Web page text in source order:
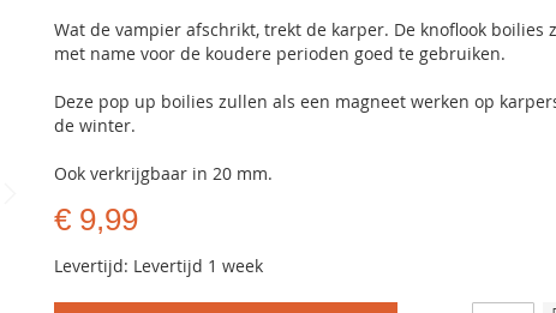
Wat de vampier afschrikt, trekt de karper. De knoflook boilies
met name voor de koudere perioden goed te gebruiken.
Deze pop up boilies zullen als een magneet werken op
de winter.
Ook verkrijgbaar in 20 mm.
€ 9,99
Levertijd: Levertijd 1 week